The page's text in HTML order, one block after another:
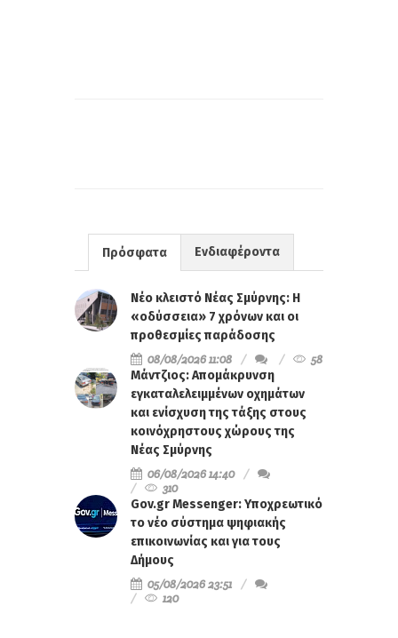
Πρόσφατα Ενδιαφέροντα
Νέο κλειστό Νέας Σμύρνης: Η
«οδύσσεια» 7 χρόνων και οι
προθεσμίες παράδοσης
08/08/2026 11:08
58
Μάντζιος: Απομάκρυνση
εγκαταλελειμμένων οχημάτων
και ενίσχυση της τάξης στους
κοινόχρηστους χώρους της
Νέας Σμύρνης
06/08/2026 14:40
310
Gov.gr Messenger: Υποχρεωτικό
το νέο σύστημα ψηφιακής
επικοινωνίας και για τους
Δήμους
05/08/2026 23:51
120